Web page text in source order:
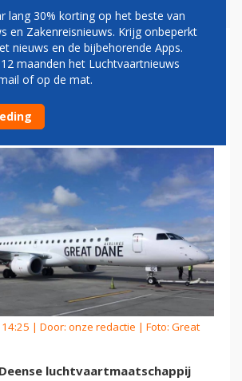
AIRLINES IS
'HELAAS KUNNEN
VLIEGEN'
| Door: onze redactie | Foto: Great
Deense luchtvaartmaatschappij
lang 30% korting op het beste van
en Zakenreisnieuws. Krijg onbeperkt
nieuws en de bijbehorende Apps.
maanden het Luchtvaartnieuws
of op de mat.